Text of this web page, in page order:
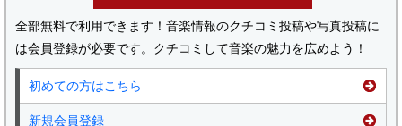
全部無料で利用できます！音楽情報のクチコミ投稿や写真投稿に
は会員登録が必要です。クチコミして音楽の魅力を広めよう！
初めての方はこちら
新規会員登録